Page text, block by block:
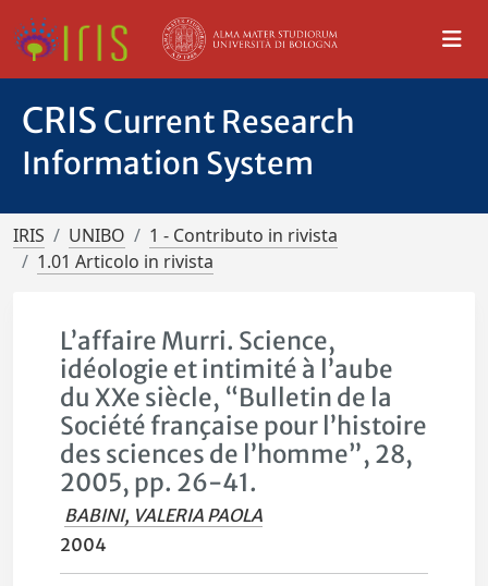
CRIS Current Research
Information System
IRIS UNIBO
1 - Contributo in rivista
1.01 Articolo in rivista
L’affaire Murri. Science,
idéologie et intimité à l’aube
du XXe siècle, “Bulletin de la
Société française pour l’histoire
des sciences de l’homme”, 28,
2005, pp. 26-41.
BABINI, VALERIA PAOLA
2004